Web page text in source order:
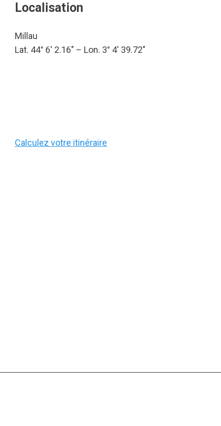
Localisation
Millau
Lat. 44° 6′ 2.16″ – Lon. 3° 4′ 39.72″
Calculez votre itinéraire